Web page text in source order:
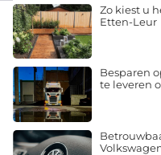
Zo kiest u
Etten-Leur
Besparen
te leveren